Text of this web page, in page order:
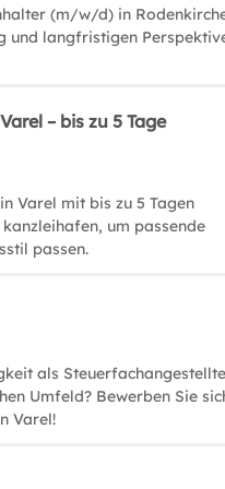
(m/w/d) in
und langfristigen
– bis zu 5 Tage
Varel mit bis zu 5 Tagen
um passende
passen.
als
Umfeld? Bewerben Sie
Varel!